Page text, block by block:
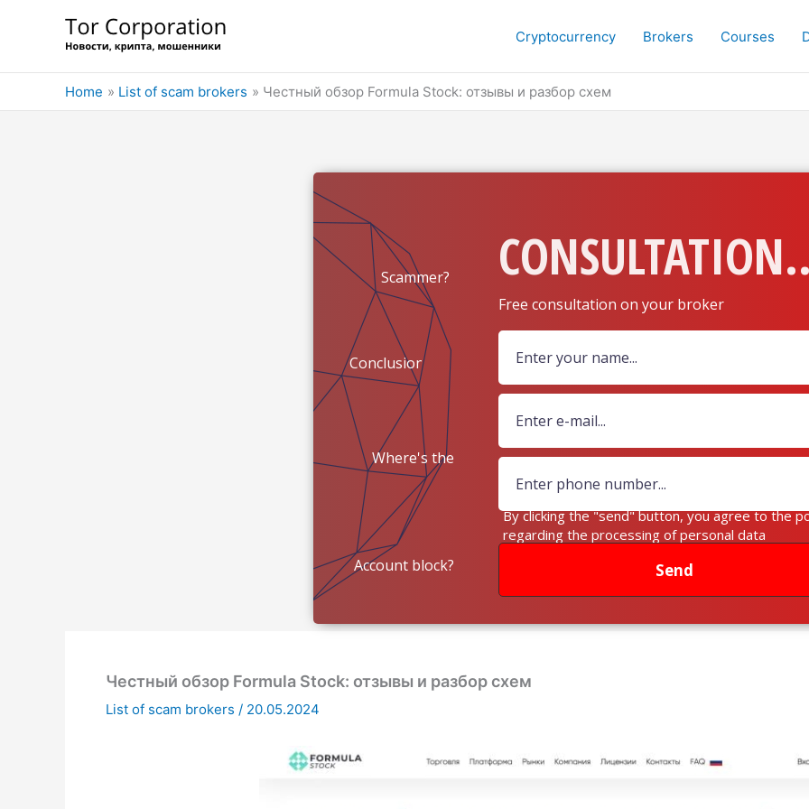
Cryptocurrency Brokers Courses
Home List of scam brokers Честный обзор Formula Stock: отзывы и разбор схем
Free consultation on your broker
Scammer?
Conclusion?
Where's the
money?
Account block? Send
By clicking the "send" button, you agree to the
regarding the processing of personal data
Честный обзор Formula Stock: отзывы и разбор схем
List of scam brokers / 20.05.2024